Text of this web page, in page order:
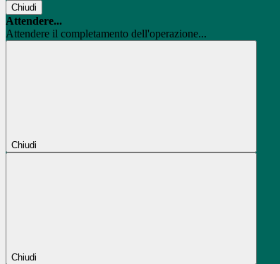
Chiudi
Attendere...
Attendere il completamento dell'operazione...
Chiudi
Chiudi